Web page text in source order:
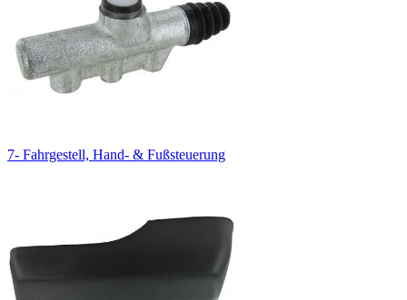
7- Fahrgestell, Hand- & Fußsteuerung